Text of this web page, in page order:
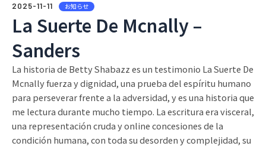
2025-11-11 お知らせ
La Suerte De Mcnally –
Sanders
La historia de Betty Shabazz es un testimonio La Suerte De
Mcnally fuerza y dignidad, una prueba del espíritu humano
para perseverar frente a la adversidad, y es una historia que
me lectura durante mucho tiempo. La escritura era visceral,
una representación cruda y online concesiones de la
condición humana, con toda su desorden y complejidad, su